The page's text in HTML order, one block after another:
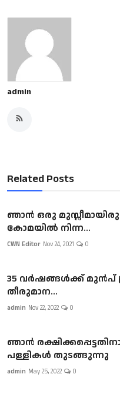
admin
Related Posts
ഞാൻ ഒരു
കോമയിൽ നിന്ന...
CWN Editor Nov 24, 2021 0
35 വര്‍ഷങ്ങള്‍ക്ക് മുന്‍പ്
തീരുമാന...
admin Nov 22, 2022 0
ഞാൻ
പള്ളികൾ തുടങ്ങുന്നു
admin May 25, 2022 0